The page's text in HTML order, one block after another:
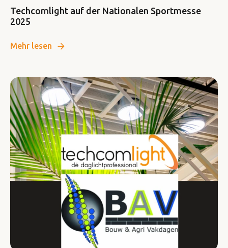
Techcomlight auf der Nationalen Sportmesse
2025
Mehr lesen